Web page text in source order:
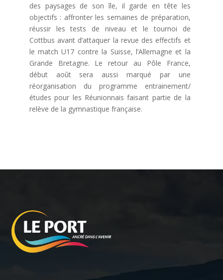
des paysages de son île, il garde en tête les
objectifs : affronter les semaines de préparation,
réussir les tests de niveau et le tournoi de
Cottbus avant d’attaquer la revue des effectifs et
le match U17 contre la Suisse, l’Allemagne et la
Grande Bretagne. Le retour au Pôle France,
début août sera aussi marqué par une
réorganisation du programme entrainement/
études pour les Réunionnais faisant partie de la
relève de la gymnastique française.